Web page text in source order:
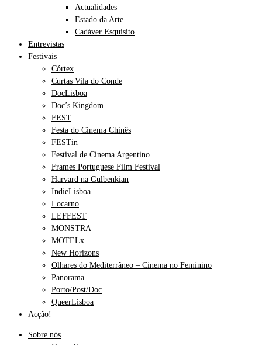
Actualidades
Estado da Arte
Cadáver Esquisito
Entrevistas
Festivais
Córtex
Curtas Vila do Conde
DocLisboa
Doc’s Kingdom
FEST
Festa do Cinema Chinês
FESTin
Festival de Cinema Argentino
Frames Portuguese Film Festival
Harvard na Gulbenkian
IndieLisboa
Locarno
LEFFEST
MONSTRA
MOTELx
New Horizons
Olhares do Mediterrâneo – Cinema no Feminino
Panorama
Porto/Post/Doc
QueerLisboa
Acção!
Sobre nós